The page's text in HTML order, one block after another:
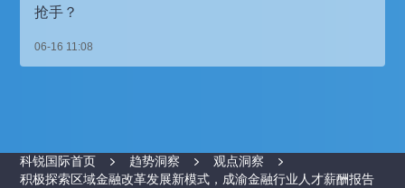
抢手？
06-16 11:08
科锐国际首页 趋势洞察
观点洞察
积极探索区域金融改革发展新模式，成渝金融行业人才薪酬报告